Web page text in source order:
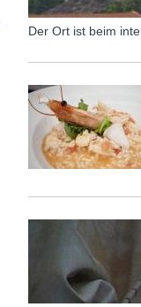
Der Ort ist beim